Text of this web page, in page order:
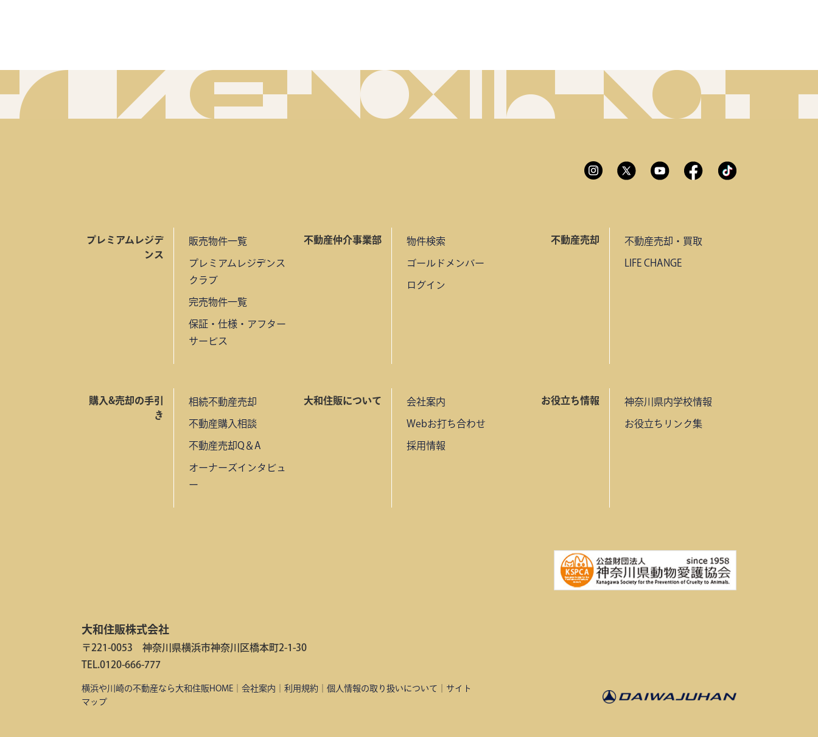
プレミアムレジデ
ンス
販売物件一覧
プレミアムレジデンス
クラブ
完売物件一覧
保証・仕様・アフター
サービス
不動産仲介事業部 物件検索
ゴールドメンバー
ログイン
不動産売却 不動産売却・買取
LIFE CHANGE
購入&売却の手引
き
相続不動産売却
不動産購入相談
不動産売却Q＆A
オーナーズインタビュ
ー
大和住販について 会社案内
Webお打ち合わせ
採用情報
お役立ち情報 神奈川県内学校情報
お役立ちリンク集
大和住販株式会社
〒221-0053 神奈川県横浜市神奈川区橋本町2-1-30
TEL.0120-666-777
横浜や川崎の不動産なら大和住販HOME ｜会社案内 ｜利用規約 ｜個人情報の取り扱いについて
サイト
マップ